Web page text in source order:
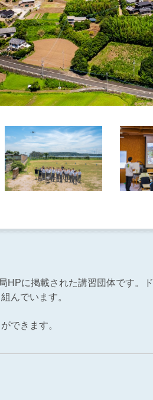
HPに掲載された講習団体です。
んでいます。
できます。